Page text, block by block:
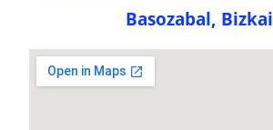
Basozabal,